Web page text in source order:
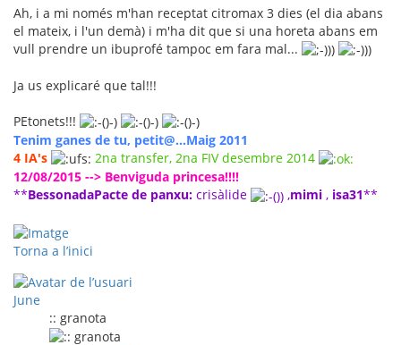
Ah, i a mi només m'han receptat citromax 3 dies (el dia abans
el mateix, i l'un demà) i m'ha dit que si una horeta abans em
vull prendre un ibuprofé tampoc em fara mal...
Ja us explicaré que tal!!!
PEtonets!!!
Tenim ganes de tu, petit@...Maig 2011
4 IA's
2na transfer, 2na FIV desembre 2014
12/08/2015 --> Benviguda princesa!!!!
**BessonadaPacte de panxu: crisàlide ,mimi , isa31**
Torna a l’inici
June
:: granota